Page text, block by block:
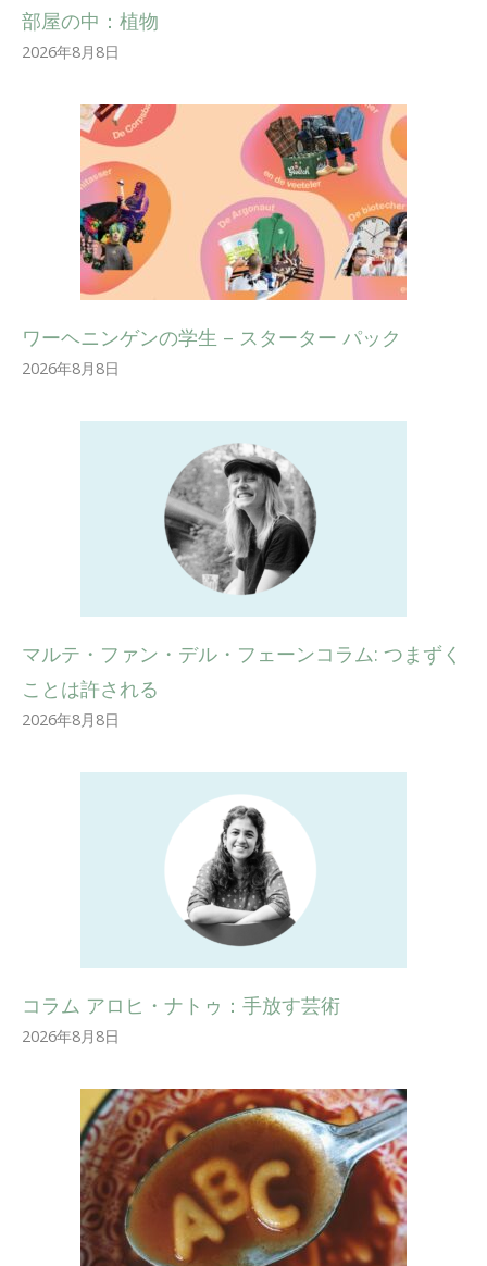
部屋の中：植物
2026年8月8日
ワーヘニンゲンの学生 – スターター パック
2026年8月8日
マルテ・ファン・デル・フェーンコラム: つまずく
ことは許される
2026年8月8日
コラム アロヒ・ナトゥ：手放す芸術
2026年8月8日